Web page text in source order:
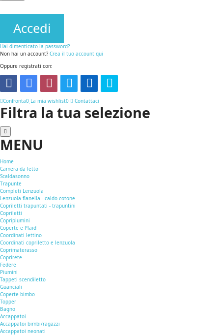
Accedi
Hai dimenticato la password?
Non hai un account? Crea il tuo account qui
Oppure registrati con:
Confronta0 La mia wishlist0 Contattaci
Filtra la tua selezione
MENU
Home
Camera da letto
Scaldasonno
Trapunte
Completi Lenzuola
Lenzuola flanella - caldo cotone
Copriletti trapuntati - trapuntini
Copriletti
Copripiumini
Coperte e Plaid
Coordinati lettino
Coordinati copriletto e lenzuola
Coprimaterasso
Coprirete
Federe
Piumini
Tappeti scendiletto
Guanciali
Coperte bimbo
Topper
Bagno
Accappatoi
Accappatoi bimbi/ragazzi
Accappatoi neonati